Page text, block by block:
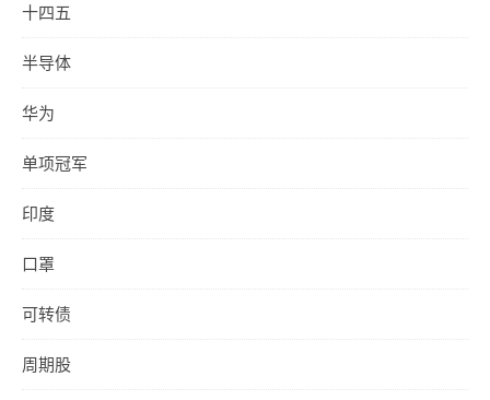
十四五
半导体
华为
单项冠军
印度
口罩
可转债
周期股